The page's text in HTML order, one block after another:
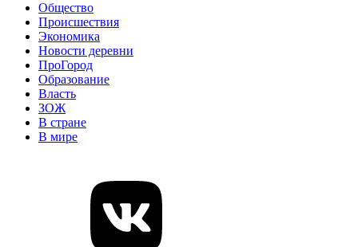
Общество
Происшествия
Экономика
Новости деревни
ПроГород
Образование
Власть
ЗОЖ
В стране
В мире